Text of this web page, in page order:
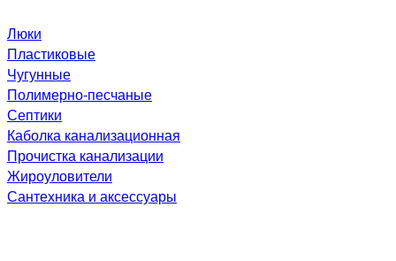
Люки
Пластиковые
Чугунные
Полимерно-песчаные
Септики
Каболка канализационная
Прочистка канализации
Жироуловители
Сантехника и аксессуары